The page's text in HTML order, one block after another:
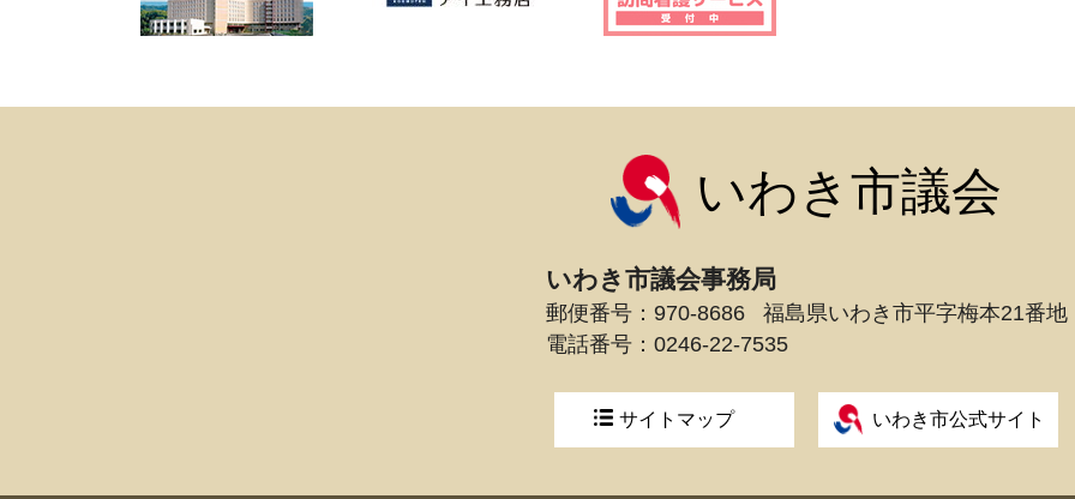
いわき市議会
いわき市議会事務局
郵便番号：970-8686
福島県いわき市平字梅本21番地
電話番号： 0246-22-7535
サイトマップ いわき市公式サイト